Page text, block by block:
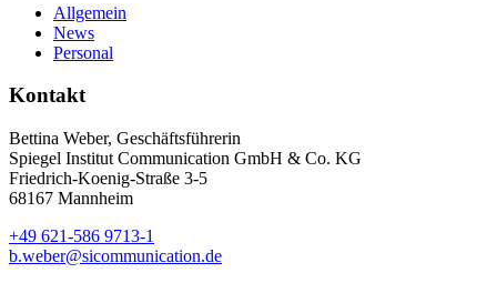
Allgemein
News
Personal
Kontakt
Bettina Weber, Geschäftsführerin
Spiegel Institut Communication GmbH & Co. KG
Friedrich-Koenig-Straße 3-5
68167 Mannheim
+49 621-586 9713-1
b.weber@sicommunication.de